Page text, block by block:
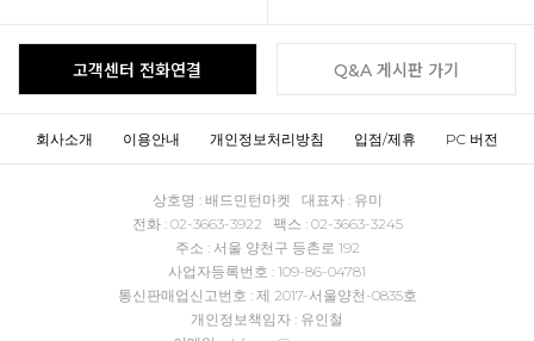
고객센터 전화연결 Q&A 게시판 가기
회사소개 이용안내 개인정보처리방침 입점/제휴 PC 버전
상호명 : 배드민턴마켓 대표자 : 유미
전화 : 02-3663-3922 팩스 : 02-3663-3245
주소 : 서울 양천구 등촌로 192
사업자등록번호 : 109-86-04781
통신판매업신고번호 : 제 2017-서울양천-0835호
개인정보책임자 : 유인철